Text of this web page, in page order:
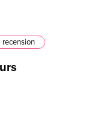
recension